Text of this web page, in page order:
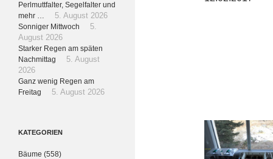
Perlmuttfalter, Segelfalter und
mehr …
5. August 2026
Sonniger Mittwoch
5.
August 2026
Starker Regen am späten
Nachmittag
5. August
2026
Ganz wenig Regen am
Freitag
5. August 2026
KATEGORIEN
Bäume (558)